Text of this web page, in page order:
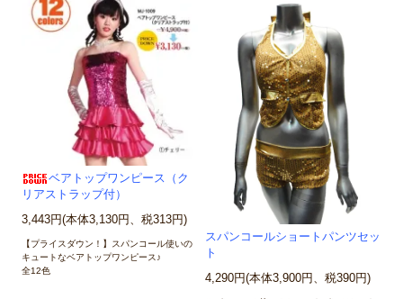
ベアトップワンピース（ク
リアストラップ付）
3,443円(本体3,130円、税313円)
【プライスダウン！】スパンコール使いの
キュートなベアトップワンピース♪
全12色
スパンコールショートパンツセッ
ト
4,290円(本体3,900円、税390円)